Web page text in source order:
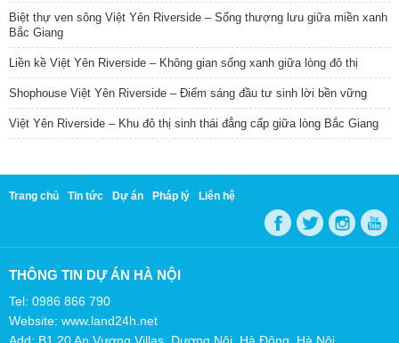
Biệt thự ven sông Việt Yên Riverside – Sống thượng lưu giữa miền xanh
Bắc Giang
Liền kề Việt Yên Riverside – Không gian sống xanh giữa lòng đô thị
Shophouse Việt Yên Riverside – Điểm sáng đầu tư sinh lời bền vững
Việt Yên Riverside – Khu đô thị sinh thái đẳng cấp giữa lòng Bắc Giang
Trang chủ Tin tức Dự án Pháp lý Liên hệ
THÔNG TIN DỰ ÁN HÀ NỘI
Tel: 0986 866 790
Website: www.land24h.net